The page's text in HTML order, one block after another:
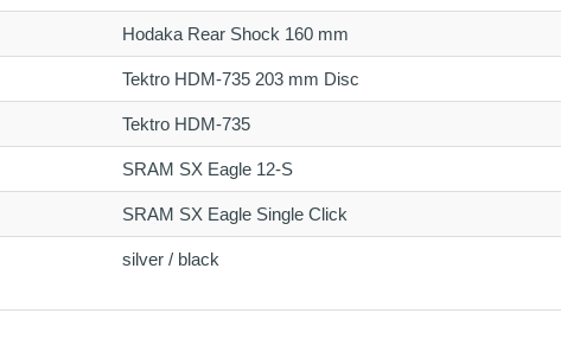
Hodaka Rear Shock 160 mm
Tektro HDM-735 203 mm Disc
Tektro HDM-735
SRAM SX Eagle 12-S
SRAM SX Eagle Single Click
silver / black